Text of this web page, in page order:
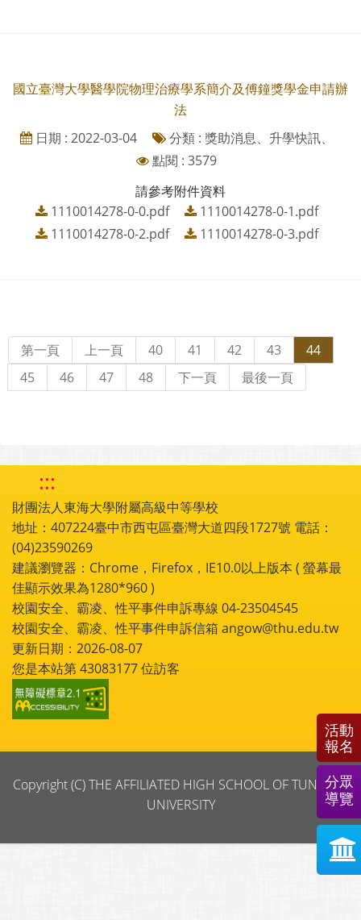
國立臺灣大學醫學院物理治療學系簡介及傅鐘獎學金申請辦
法
日期 : 2022-03-04
分類 : 獎助消息、升學快訊、
點閱 : 3579
請參考附件資料
1110014278-0-0.pdf
1110014278-0-1.pdf
1110014278-0-2.pdf
1110014278-0-3.pdf
第一頁 上一頁 40 41 42 43
44
45
46 47 48 下一頁 最後一頁
:::
財團法人東海大學附屬高級中等學校
地址：407224臺中市西屯區臺灣大道四段1727號 電話：
(04)23590269
建議瀏覽器：Chrome，Firefox，IE10.0以上版本 ( 螢幕最
佳顯示效果為1280*960 )
校園安全、霸凌、性平事件申訴專線 04-23504545
校園安全、霸凌、性平事件申訴信箱 angow@thu.edu.tw
更新日期：2026-08-07
您是本站第43083177位訪客
Copyright (C) THE AFFILIATED HIGH SCHOOL OF TUNGHAI
UNIVERSITY
活動
報名
分眾
導覽